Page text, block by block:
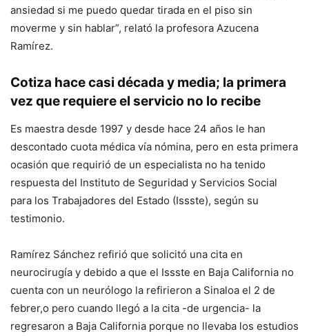
ansiedad si me puedo quedar tirada en el piso sin
moverme y sin hablar”, relató la profesora Azucena
Ramírez.
Cotiza hace casi década y media; la primera
vez que requiere el servicio no lo recibe
Es maestra desde 1997 y desde hace 24 años le han
descontado cuota médica vía nómina, pero en esta primera
ocasión que requirió de un especialista no ha tenido
respuesta del Instituto de Seguridad y Servicios Social
para los Trabajadores del Estado (Issste), según su
testimonio.
Ramírez Sánchez refirió que solicitó una cita en
neurocirugía y debido a que el Issste en Baja California no
cuenta con un neurólogo la refirieron a Sinaloa el 2 de
febrer,o pero cuando llegó a la cita -de urgencia- la
regresaron a Baja California porque no llevaba los estudios